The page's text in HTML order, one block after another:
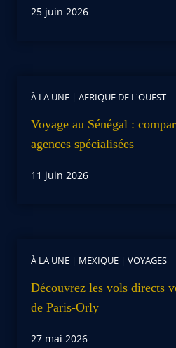
25 juin 2026
À LA UNE | AFRIQUE DE L'OUEST
Voyage au Sénégal :
agences spécialisées
11 juin 2026
À LA UNE | MEXIQUE | VOYAGES
Découvrez les vols directs
de Paris-Orly
27 mai 2026